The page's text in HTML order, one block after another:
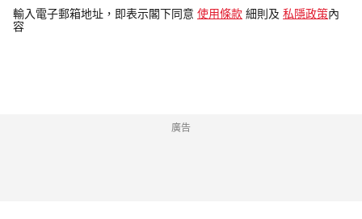
電
郵
輸入電子郵箱地址，即表示閣下同意 使用條款 細則及 私隱政策內
容
廣告